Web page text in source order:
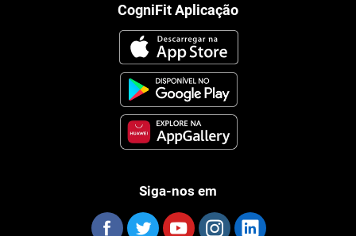
CogniFit Aplicação
Siga-nos em